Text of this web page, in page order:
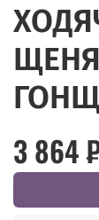
3 864